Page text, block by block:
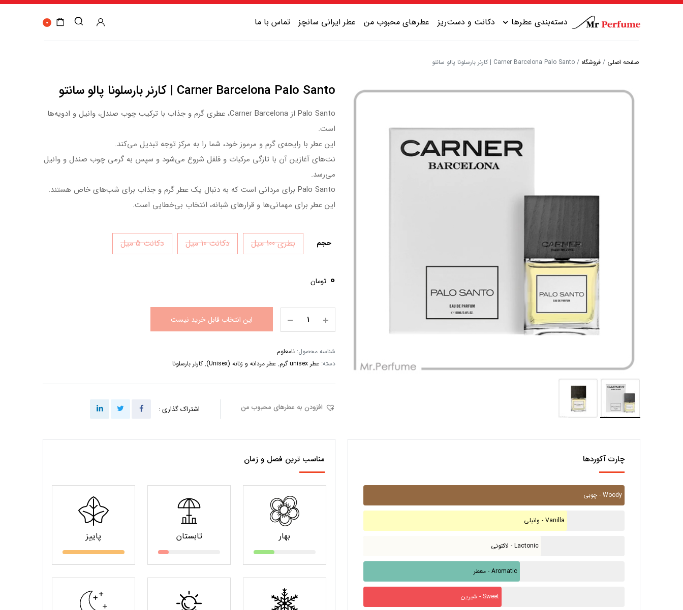
دسته‌بندی عطرها
عطر زنانه گرم
عطر مردانه تلخ
عطر یونیسکس تلخ
دکانت و دست‌ریز عطرهای محبوب من عطر ایرانی سانچز تماس با ما 0
صفحه اصلی / فروشگاه / Carner Barcelona Palo Santo | کارنر بارسلونا پالو سانتو
Carner Barcelona Palo Santo | کارنر بارسلونا پالو سانتو
Palo Santo از Carner Barcelona، عطری گرم و جذاب با ترکیب چوب صندل، وانیل و ادویه‌ها
است.
این عطر با رایحه‌ی گرم و مرموز خود، شما را به مرکز توجه تبدیل می‌کند.
نت‌های آغازین آن با تازگی مرکبات و فلفل شروع می‌شود و سپس به گرمی چوب صندل و وانیل
می‌رسد.
Palo Santo برای مردانی است که به دنبال یک عطر گرم و جذاب برای شب‌های خاص هستند.
این عطر برای مهمانی‌ها و قرارهای شبانه، انتخاب بی‌خطایی است.
حجم بطری 100 میل دکانت 10 میل دکانت 5 میل
0 تومان
این انتخاب قابل خرید نیست
شناسه محصول: نامعلوم
دسته: عطر unisex گرم , عطر مردانه و زنانه (Unisex) ,کارنر بارسلونا
افزودن به عطرهای محبوب من اشتراک گذاری :
چارت آکوردها
چوبی - Woody
وانیلی - Vanilla
لاکتونی - Lactonic
معطر - Aromatic
شیرین - Sweet
مناسب ترین فصل و زمان
بهار تابستان پاییز